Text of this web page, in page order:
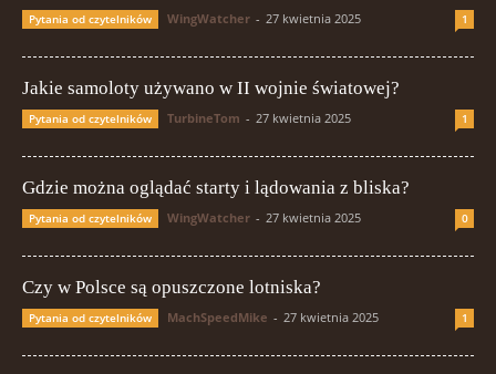
Pytania od czytelników WingWatcher - 27 kwietnia 2025 1
Jakie samoloty używano w II wojnie światowej?
Pytania od czytelników TurbineTom - 27 kwietnia 2025 1
Gdzie można oglądać starty i lądowania z bliska?
Pytania od czytelników WingWatcher - 27 kwietnia 2025 0
Czy w Polsce są opuszczone lotniska?
Pytania od czytelników MachSpeedMike - 27 kwietnia 2025 1